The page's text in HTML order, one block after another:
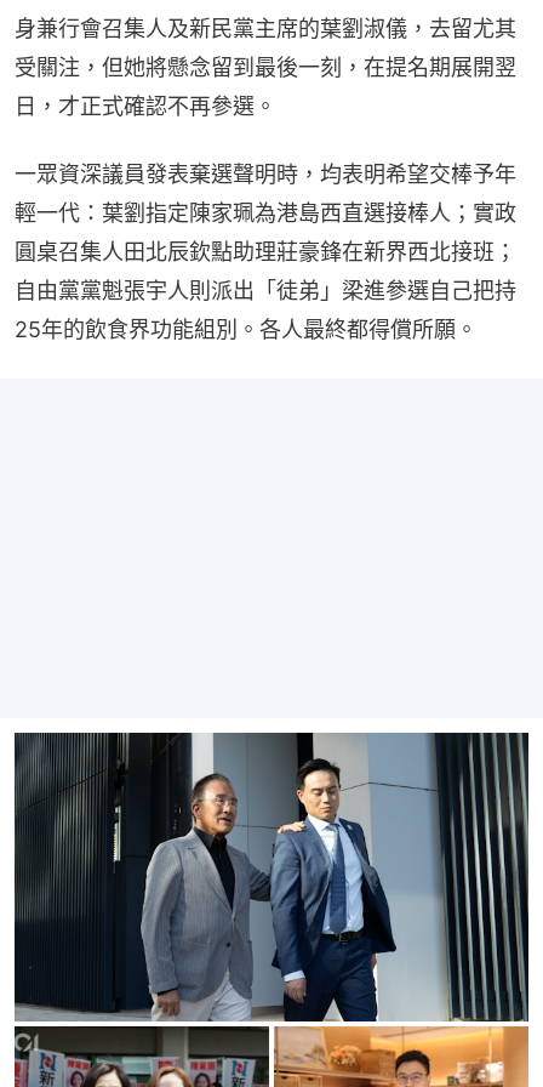
身兼行會召集人及新民黨主席的葉劉淑儀，去留尤其
受關注，但她將懸念留到最後一刻，在提名期展開翌
日，才正式確認不再參選。
一眾資深議員發表棄選聲明時，均表明希望交棒予年
輕一代：葉劉指定陳家珮為港島西直選接棒人；實政
圓桌召集人田北辰欽點助理莊豪鋒在新界西北接班；
自由黨黨魁張宇人則派出「徒弟」梁進參選自己把持
25年的飲食界功能組別。各人最終都得償所願。